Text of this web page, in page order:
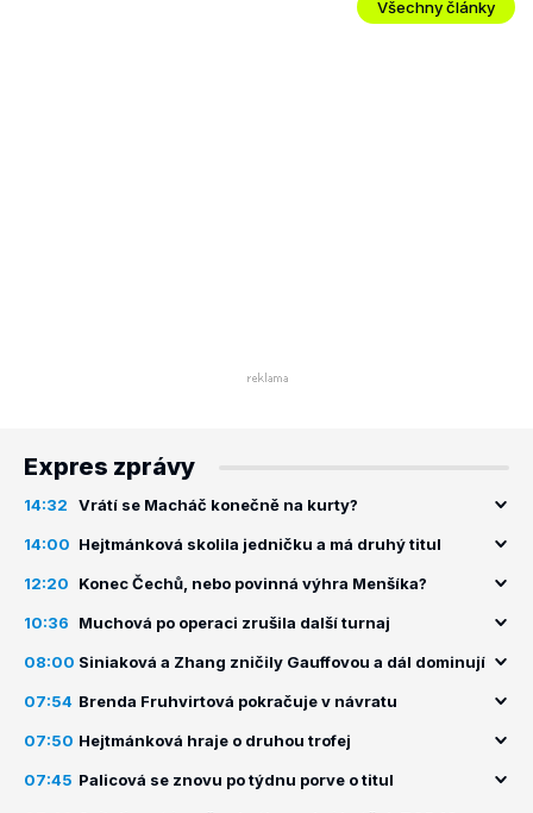
Všechny články
Expres zprávy
14:32 Vrátí se Macháč konečně na kurty?
14:00 Hejtmánková skolila jedničku a má druhý titul
12:20 Konec Čechů, nebo povinná výhra Menšíka?
10:36 Muchová po operaci zrušila další turnaj
08:00 Siniaková a Zhang zničily Gauffovou a dál dominují
07:54 Brenda Fruhvirtová pokračuje v návratu
07:50 Hejtmánková hraje o druhou trofej
07:45 Palicová se znovu po týdnu porve o titul